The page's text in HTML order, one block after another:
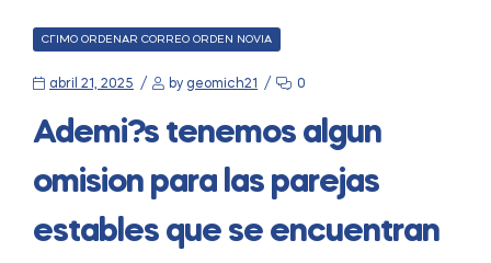
CATEGORIES
CГІMO ORDENAR CORREO ORDEN NOVIA
abril 21, 2025 by geomich21 0
Ademi?s tenemos algun
omision para las parejas
estables que se encuentran